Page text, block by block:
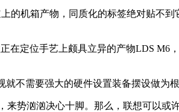
机箱产物，同质化的标签绝对贴不到
定位手艺上颇具立异的产物LDS M6
不需要强大的硬件设置装备摆设做为
势汹汹决心十脚。那么，联想可以或